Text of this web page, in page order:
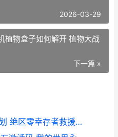
2026-03-29
植物盒子如何解开 植物大战
下一篇 »
绝区零幸存者救援路线规划 绝区零幸存者救援攻略